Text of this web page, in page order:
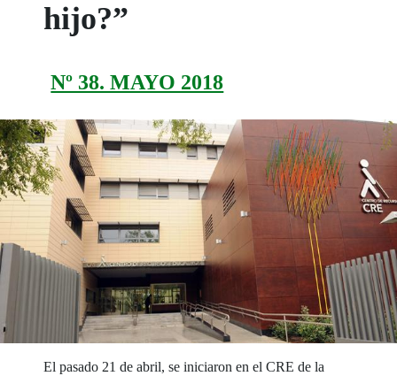
hijo?”
Nº 38. MAYO 2018
El pasado 21 de abril, se iniciaron en el CRE de la